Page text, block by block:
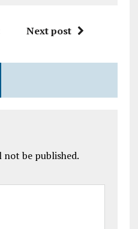
Next post
not be published.